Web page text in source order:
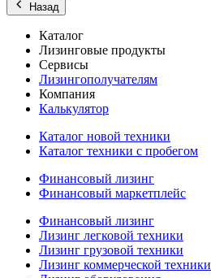
Назад
Каталог
Лизинговые продукты
Сервисы
Лизингополучателям
Компания
Калькулятор
Каталог новой техники
Каталог техники с пробегом
Финансовый лизинг
Финансовый маркетплейс
Финансовый лизинг
Лизинг легковой техники
Лизинг грузовой техники
Лизинг коммерческой техники